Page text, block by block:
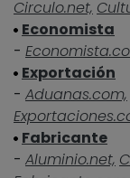
Circulo.net,
Economista
-
Exportación
- Aduanas.com,
Fabricante
- Aluminio.net,